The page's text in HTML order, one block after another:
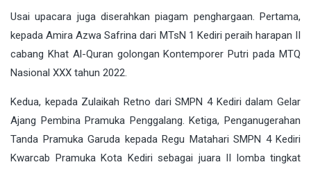
Usai upacara juga diserahkan piagam penghargaan. Pertama,
kepada Amira Azwa Safrina dari MTsN 1 Kediri peraih harapan II
cabang Khat Al-Quran golongan Kontemporer Putri pada MTQ
Nasional XXX tahun 2022.
Kedua, kepada Zulaikah Retno dari SMPN 4 Kediri dalam Gelar
Ajang Pembina Pramuka Penggalang. Ketiga, Penganugerahan
Tanda Pramuka Garuda kepada Regu Matahari SMPN 4 Kediri
Kwarcab Pramuka Kota Kediri sebagai juara II lomba tingkat